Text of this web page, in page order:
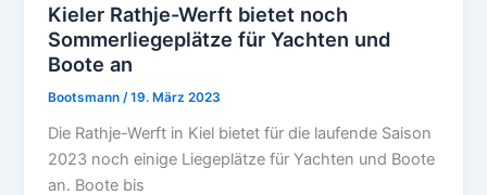
Kieler Rathje-Werft bietet noch
Sommerliegeplätze für Yachten und
Boote an
Bootsmann /19. März 2023
Die Rathje-Werft in Kiel bietet für die laufende Saison
2023 noch einige Liegeplätze für Yachten und Boote
an. Boote bis